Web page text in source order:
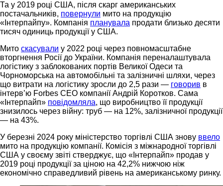
Та у 2019 році США, після скарг американських
постачальників, повернули мито на продукцію
«Інтерпайпу». Компанія планувала продати близько десяти
тисяч одиниць продукції у США.
Мито скасували у 2022 році через повномасштабне
вторгнення Росії до України. Компанія переналаштувала
логістику з заблокованих портів Великої Одеси та
Чорноморська на автомобільні та залізничні шляхи, через
що витрати на логістику зросли до 2,5 рази — говорив в
інтерв’ю Forbes CEO компанії Андрій Коротков. Сама
«Інтерпайп» повідомляла, що виробництво її продукції
знизилось через війну: труб — на 12%, залізничної продукції
— на 43%.
У березні 2024 року міністерство торгівлі США знову ввело
мито на продукцію компанії. Комісія з міжнародної торгівлі
США у своєму звіті стверджує, що «Інтерпайп» продав у
2019 році продукції за ціною на 42,2% нижчою ніж
економічно справедливий рівень на американському ринку.